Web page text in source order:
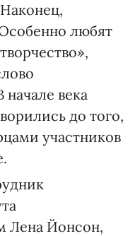
любят
века
до того,
участников
Лена Йонсон,